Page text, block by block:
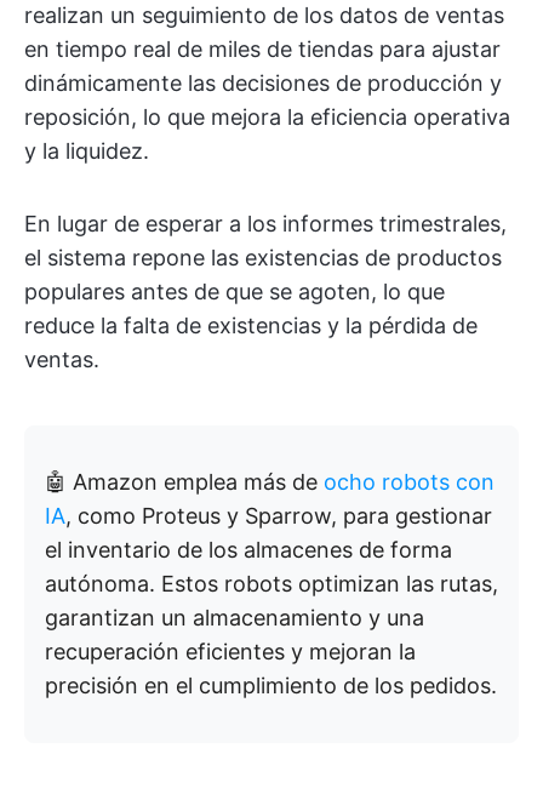
realizan un seguimiento de los datos de ventas
en tiempo real de miles de tiendas para ajustar
dinámicamente las decisiones de producción y
reposición, lo que mejora la eficiencia operativa
y la liquidez.
En lugar de esperar a los informes trimestrales,
el sistema repone las existencias de productos
populares antes de que se agoten, lo que
reduce la falta de existencias y la pérdida de
ventas.
🤖 Amazon emplea más de ocho robots con
IA, como Proteus y Sparrow, para gestionar
el inventario de los almacenes de forma
autónoma. Estos robots optimizan las rutas,
garantizan un almacenamiento y una
recuperación eficientes y mejoran la
precisión en el cumplimiento de los pedidos.